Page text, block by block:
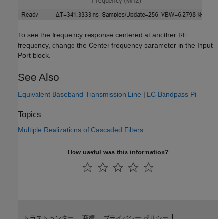
To see the frequency response centered at another RF
frequency, change the Center frequency parameter in the Input
Port block.
See Also
Equivalent Baseband Transmission Line | LC Bandpass Pi
Topics
Multiple Realizations of Cascaded Filters
How useful was this information?